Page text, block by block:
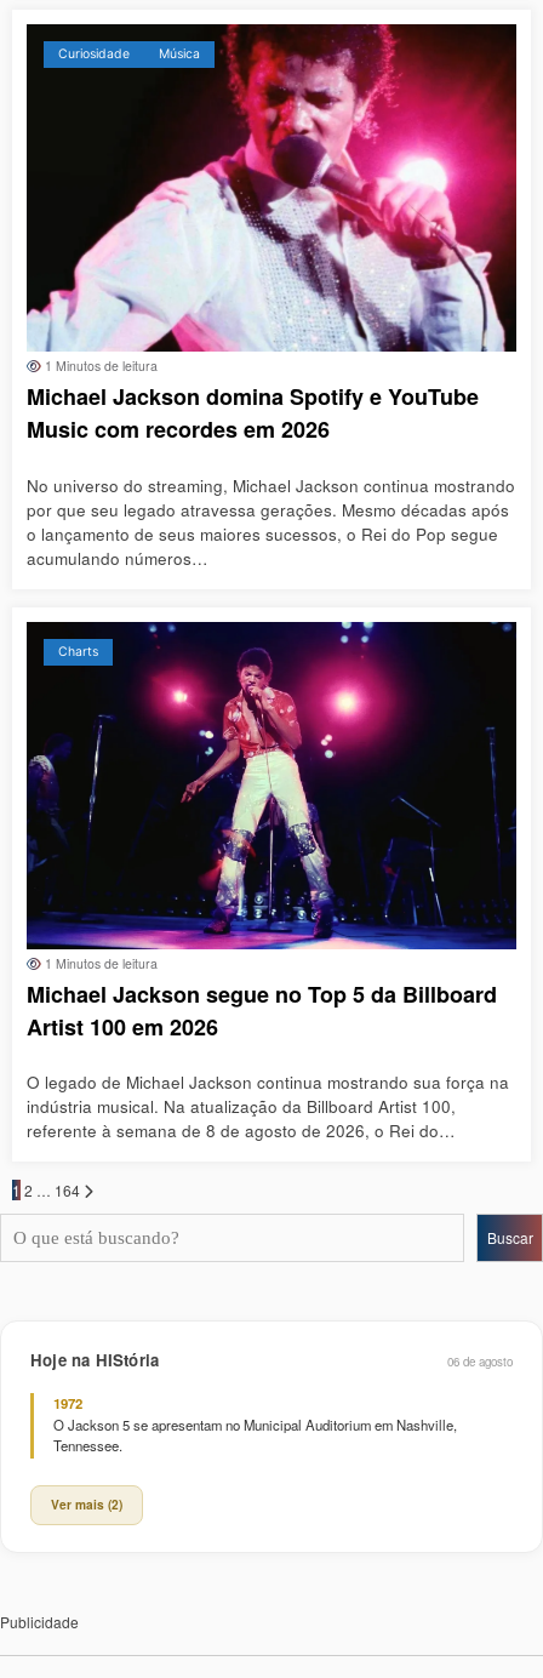
Curiosidade Música
1 Minutos de leitura
Michael Jackson domina Spotify e YouTube
Music com recordes em 2026
No universo do streaming, Michael Jackson continua mostrando
por que seu legado atravessa gerações. Mesmo décadas após
o lançamento de seus maiores sucessos, o Rei do Pop segue
acumulando números…
Charts
1 Minutos de leitura
Michael Jackson segue no Top 5 da Billboard
Artist 100 em 2026
O legado de Michael Jackson continua mostrando sua força na
indústria musical. Na atualização da Billboard Artist 100,
referente à semana de 8 de agosto de 2026, o Rei do…
Paginação
de
posts
1 2 … 164
Buscar
Hoje na HIStória 06 de agosto
1972
O Jackson 5 se apresentam no Municipal Auditorium em Nashville,
Tennessee.
Ver mais (2)
Publicidade